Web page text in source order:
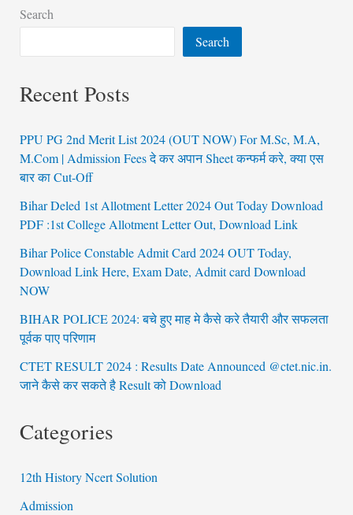
Search
Search
Recent Posts
PPU PG 2nd Merit List 2024 (OUT NOW) For M.Sc, M.A,
M.Com | Admission Fees दे कर अपान Sheet कन्फर्म करे, क्या एस
बार का Cut-Off
Bihar Deled 1st Allotment Letter 2024 Out Today Download
PDF :1st College Allotment Letter Out, Download Link
Bihar Police Constable Admit Card 2024 OUT Today,
Download Link Here, Exam Date, Admit card Download
NOW
BIHAR POLICE 2024: बचे हुए माह मे कैसे करे तैयारी और सफलता
पूर्वक पाए परिणाम
CTET RESULT 2024 : Results Date Announced @ctet.nic.in.
जाने कैसे कर सकते है Result को Download
Categories
12th History Ncert Solution
Admission